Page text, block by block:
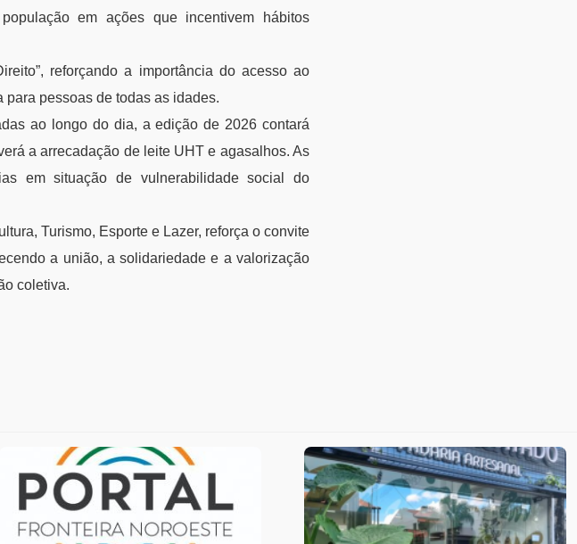
em ações que incentivem hábitos
reforçando a importância do acesso ao
pessoas de todas as idades.
ao longo do dia, a edição de 2026 contará
a arrecadação de leite UHT e agasalhos. As
em situação de vulnerabilidade social do
Turismo, Esporte e Lazer, reforça o convite
a união, a solidariedade e a valorização
coletiva.